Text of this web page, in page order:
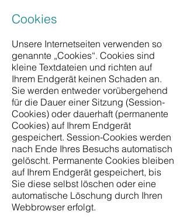
Cookies
Unsere Internetseiten verwenden so
genannte „Cookies“. Cookies sind
kleine Textdateien und richten auf
Ihrem Endgerät keinen Schaden an.
Sie werden entweder vorübergehend
für die Dauer einer Sitzung (Session-
Cookies) oder dauerhaft (permanente
Cookies) auf Ihrem Endgerät
gespeichert. Session-Cookies werden
nach Ende Ihres Besuchs automatisch
gelöscht. Permanente Cookies bleiben
auf Ihrem Endgerät gespeichert, bis
Sie diese selbst löschen oder eine
automatische Löschung durch Ihren
Webbrowser erfolgt.